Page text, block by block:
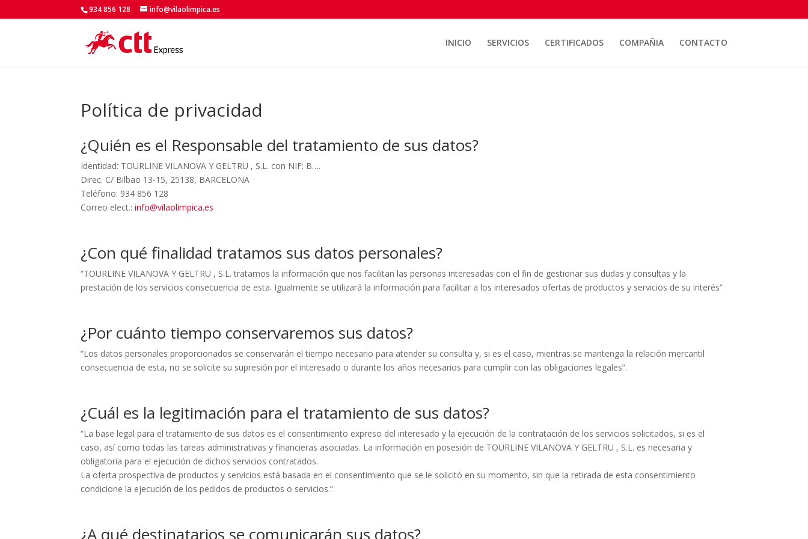
934 856 128 info@vilaolimpica.es
INICIO SERVICIOS CERTIFICADOS COMPAÑIA CONTACTO
Política de privacidad
¿Quién es el Responsable del tratamiento de sus datos?
Identidad: TOURLINE VILANOVA Y GELTRU , S.L. con NIF: B….
Direc. C/ Bilbao 13-15, 25138, BARCELONA
Teléfono: 934 856 128
Correo elect.:info@vilaolimpica.es
¿Con qué finalidad tratamos sus datos personales?
“TOURLINE VILANOVA Y GELTRU , S.L. tratamos la información que nos facilitan las personas interesadas con el fin de gestionar sus dudas y consultas y la
prestación de los servicios consecuencia de esta. Igualmente se utilizará la información para facilitar a los interesados ofertas de productos y servicios de su interés”
¿Por cuánto tiempo conservaremos sus datos?
“Los datos personales proporcionados se conservarán el tiempo necesario para atender su consulta y, si es el caso, mientras se mantenga la relación mercantil
consecuencia de esta, no se solicite su supresión por el interesado o durante los años necesarios para cumplir con las obligaciones legales”.
¿Cuál es la legitimación para el tratamiento de sus datos?
“La base legal para el tratamiento de sus datos es el consentimiento expreso del interesado y la ejecución de la contratación de los servicios solicitados, si es el
caso, así como todas las tareas administrativas y financieras asociadas. La información en posesión de TOURLINE VILANOVA Y GELTRU , S.L. es necesaria y
obligatoria para el ejecución de dichos servicios contratados.
La oferta prospectiva de productos y servicios está basada en el consentimiento que se le solicitó en su momento, sin que la retirada de esta consentimiento
condicione la ejecución de los pedidos de productos o servicios.”
¿A qué destinatarios se comunicarán sus datos?